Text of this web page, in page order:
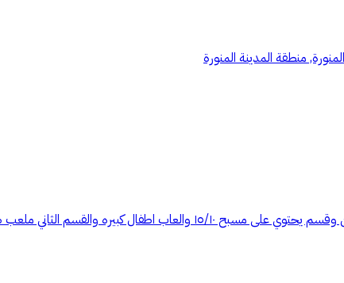
قسمين كل قسم يحتوي على غرفه ٥/١٠ وغرفه٤/٧ ومطبخ وحمامين وقسم